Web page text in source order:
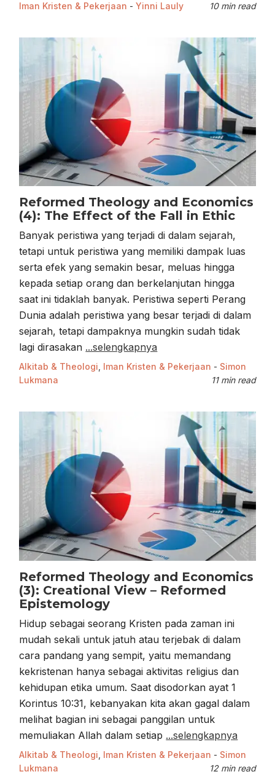
Iman Kristen & Pekerjaan -Yinni Lauly 10 min read
Reformed Theology and Economics
(4): The Effect of the Fall in Ethic
Banyak peristiwa yang terjadi di dalam sejarah,
tetapi untuk peristiwa yang memiliki dampak luas
serta efek yang semakin besar, meluas hingga
kepada setiap orang dan berkelanjutan hingga
saat ini tidaklah banyak. Peristiwa seperti Perang
Dunia adalah peristiwa yang besar terjadi di dalam
sejarah, tetapi dampaknya mungkin sudah tidak
lagi dirasakan ...selengkapnya
Alkitab & Theologi, Iman Kristen & Pekerjaan - Simon
Lukmana
11 min read
Reformed Theology and Economics
(3): Creational View – Reformed
Epistemology
Hidup sebagai seorang Kristen pada zaman ini
mudah sekali untuk jatuh atau terjebak di dalam
cara pandang yang sempit, yaitu memandang
kekristenan hanya sebagai aktivitas religius dan
kehidupan etika umum. Saat disodorkan ayat 1
Korintus 10:31, kebanyakan kita akan gagal dalam
melihat bagian ini sebagai panggilan untuk
memuliakan Allah dalam setiap ...selengkapnya
Alkitab & Theologi Iman Kristen & Pekerjaan - Simon
Lukmana
12 min read